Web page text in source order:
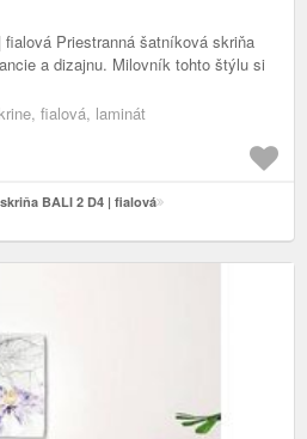
Priestranná šatníková skriňa
a dizajnu. Milovník tohto štýlu si
fialová, laminát
BALI 2 D4 | fialová